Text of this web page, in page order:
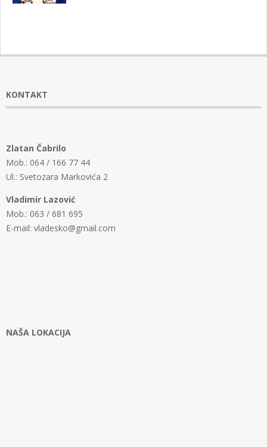
KONTAKT
Zlatan Čabrilo
Mob.: 064 / 166 77 44
Ul.: Svetozara Markovića 2
Vladimir Lazović
Mob.: 063 / 681 695
E-mail: vladesko@gmail.com
NAŠA LOKACIJA